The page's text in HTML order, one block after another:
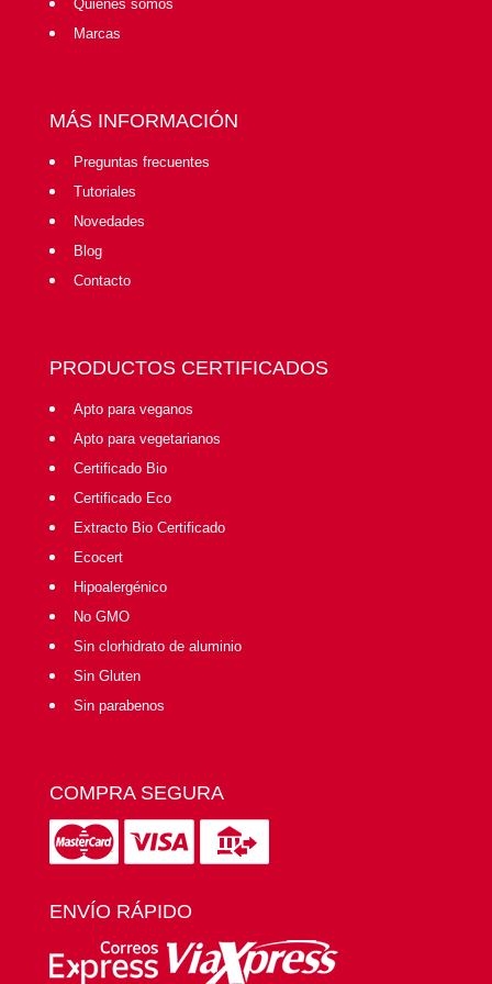
Quiénes somos
Marcas
MÁS INFORMACIÓN
Preguntas frecuentes
Tutoriales
Novedades
Blog
Contacto
PRODUCTOS CERTIFICADOS
Apto para veganos
Apto para vegetarianos
Certificado Bio
Certificado Eco
Extracto Bio Certificado
Ecocert
Hipoalergénico
No GMO
Sin clorhidrato de aluminio
Sin Gluten
Sin parabenos
COMPRA SEGURA
ENVÍO RÁPIDO